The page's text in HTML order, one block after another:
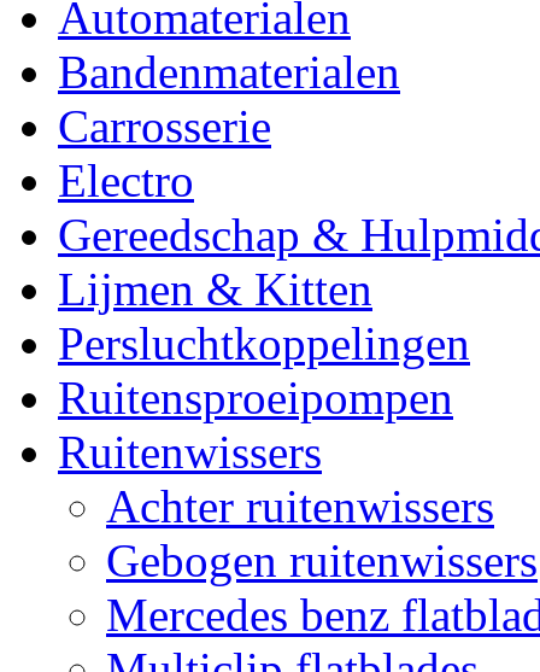
Automaterialen
Bandenmaterialen
Carrosserie
Electro
Gereedschap &
Lijmen & Kitten
Persluchtkoppelingen
Ruitensproeipompen
Ruitenwissers
Achter ruitenwissers
Gebogen ruitenwissers
Mercedes benz